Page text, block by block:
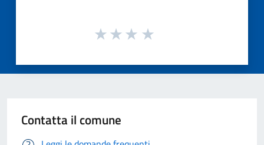
Contatta il comune